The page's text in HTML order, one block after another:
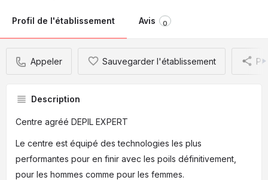
Profil de l'établissement Avis 0
Appeler Sauvegarder l'établissement
Description
Centre agréé DEPIL EXPERT
Le centre est équipé des technologies les plus
performantes pour en finir avec les poils définitivement,
pour les hommes comme pour les femmes.